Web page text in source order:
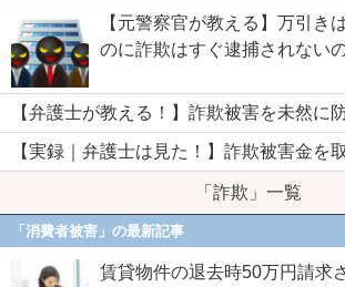
【元警察官が教える】万引き
のに詐欺はすぐ逮捕されない
【弁護士が教える！】詐欺被害を未然に
【実録｜弁護士は見た！】詐欺被害金を
「詐欺」一覧
「消費者被害」の最新記事
賃貸物件の退去時50万円請求